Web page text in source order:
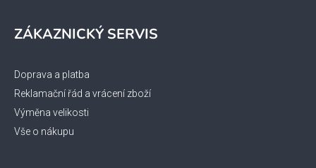
ZÁKAZNICKÝ SERVIS
Doprava a platba
Reklamační řád a vrácení zboží
Výměna velikosti
Vše o nákupu